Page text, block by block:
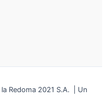
Redoma 2021 S.A. | Un